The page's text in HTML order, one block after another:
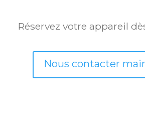
Réservez votre appareil
Nous contacter